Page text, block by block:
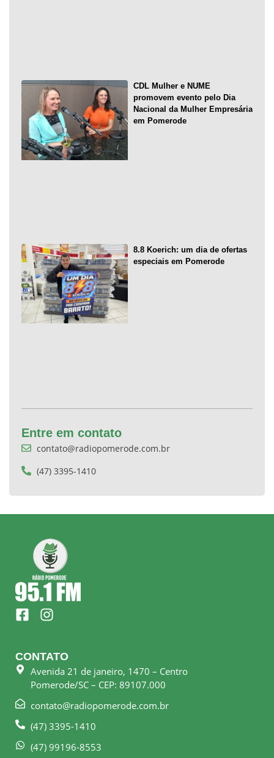
CDL Mulher e NUME
promovem evento pelo Dia
Nacional da Mulher Empresária
em Pomerode
8.8 Koerich: um dia de ofertas
especiais em Pomerode
Entre em contato
contato@radiopomerode.com.br
(47) 3395-1410
F
a
e
b
o
k
s
q
I
n
t
a
g
r
a
m
CONTATO
Avenida 21 de janeiro, 1470 – Centro
Pomerode/SC – CEP: 89107.000
contato@radiopomerode.com.br
(47) 3395-1410
(47) 99196-8553